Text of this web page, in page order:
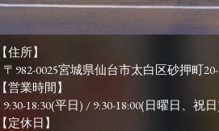
【住所】
〒982-0025宮城県仙台市太白区砂押町
【営業時間】
9:30-18:30(平日) / 9:30-18:00(日曜日、祝日
【定休日】